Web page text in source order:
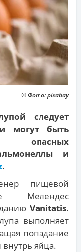
© Фото: pixabay
следует
могут быть
опасных
и
.
пищевой
Мелендес
Vanitatis.
выполняет
попадание
внутрь яйца.